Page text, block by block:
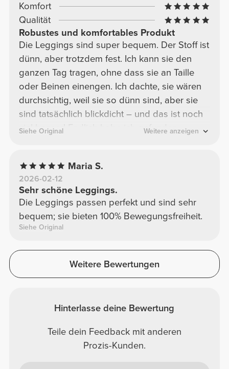
Komfort
Qualität
Robustes und komfortables Produkt
Die Leggings sind super bequem. Der Stoff ist
dünn, aber trotzdem fest. Ich kann sie den
ganzen Tag tragen, ohne dass sie an Taille
oder Beinen einengen. Ich dachte, sie wären
durchsichtig, weil sie so dünn sind, aber sie
sind tatsächlich blickdicht – und das ist noch
viel besser! Endlich habe ich gefunden,
Siehe Original Weitere anzeigen
Maria S.
2026-02-12
Sehr schöne Leggings.
Die Leggings passen perfekt und sind sehr
bequem; sie bieten 100% Bewegungsfreiheit.
Siehe Original
Weitere Bewertungen
Hinterlasse deine Bewertung
Teile dein Feedback mit anderen
Prozis-Kunden.